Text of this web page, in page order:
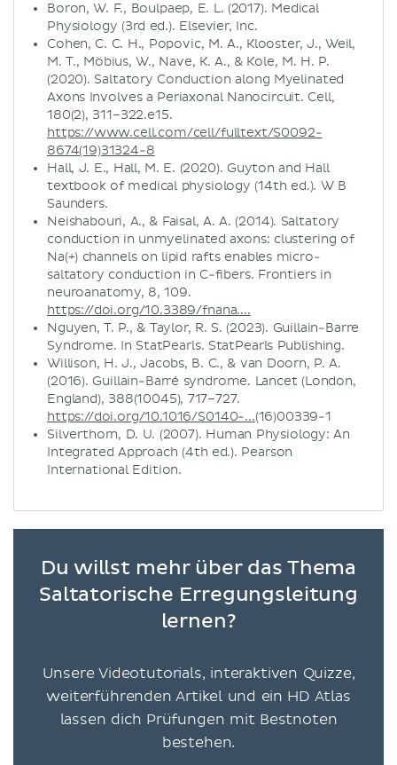
Boron, W. F., Boulpaep, E. L. (2017). Medical
Physiology (3rd ed.). Elsevier, Inc.
Cohen, C. C. H., Popovic, M. A., Klooster, J., Weil,
M. T., Möbius, W., Nave, K. A., & Kole, M. H. P.
(2020). Saltatory Conduction along Myelinated
Axons Involves a Periaxonal Nanocircuit. Cell,
180(2), 311–322.e15.
https://www.cell.com/cell/fulltext/S0092-
8674(19)31324-8
Hall, J. E., Hall, M. E. (2020). Guyton and Hall
textbook of medical physiology (14th ed.). W B
Saunders.
Neishabouri, A., & Faisal, A. A. (2014). Saltatory
conduction in unmyelinated axons: clustering of
Na(+) channels on lipid rafts enables micro-
saltatory conduction in C-fibers. Frontiers in
neuroanatomy, 8, 109.
https://doi.org/10.3389/fnana....
Nguyen, T. P., & Taylor, R. S. (2023). Guillain-Barre
Syndrome. In StatPearls. StatPearls Publishing.
Willison, H. J., Jacobs, B. C., & van Doorn, P. A.
(2016). Guillain-Barré syndrome. Lancet (London,
England), 388(10045), 717–727.
https://doi.org/10.1016/S0140-...(16)00339-1
Silverthorn, D. U. (2007). Human Physiology: An
Integrated Approach (4th ed.). Pearson
International Edition.
Du willst mehr über das Thema
Saltatorische Erregungsleitung
lernen?
Unsere Videotutorials, interaktiven Quizze,
weiterführenden Artikel und ein HD Atlas
lassen dich Prüfungen mit Bestnoten
bestehen.